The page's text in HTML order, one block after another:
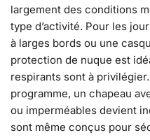
largement des conditions
type d’activité. Pour les
à larges bords ou une
protection de nuque est
respirants sont à
programme, un chapeau
ou imperméables devient
sont même conçus pour